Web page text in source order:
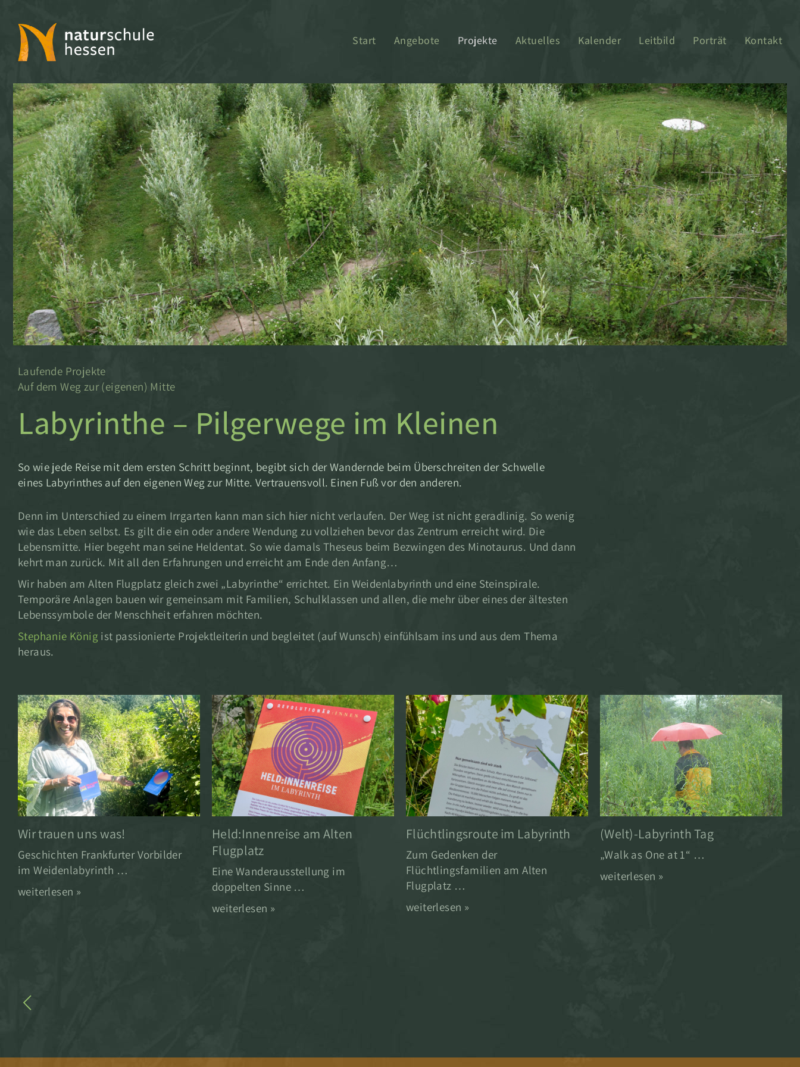
naturschule
hessen
Start Angebote Projekte Aktuelles Kalender Leitbild Porträt Kontakt
Laufende Projekte
Auf dem Weg zur (eigenen) Mitte
Labyrinthe – Pilgerwege im Kleinen
So wie jede Reise mit dem ersten Schritt beginnt, begibt sich der Wandernde beim Überschreiten der Schwelle
eines Labyrinthes auf den eigenen Weg zur Mitte. Vertrauensvoll. Einen Fuß vor den anderen.
Denn im Unterschied zu einem Irrgarten kann man sich hier nicht verlaufen. Der Weg ist nicht geradlinig. So wenig
wie das Leben selbst. Es gilt die ein oder andere Wendung zu vollziehen bevor das Zentrum erreicht wird. Die
Lebensmitte. Hier begeht man seine Heldentat. So wie damals Theseus beim Bezwingen des Minotaurus. Und dann
kehrt man zurück. Mit all den Erfahrungen und erreicht am Ende den Anfang…
Wir haben am Alten Flugplatz gleich zwei „Labyrinthe“ errichtet. Ein Weidenlabyrinth und eine Steinspirale.
Temporäre Anlagen bauen wir gemeinsam mit Familien, Schulklassen und allen, die mehr über eines der ältesten
Lebenssymbole der Menschheit erfahren möchten.
Stephanie König ist passionierte Projektleiterin und begleitet (auf Wunsch) einfühlsam ins und aus dem Thema
heraus.
Wir trauen uns was!
Geschichten Frankfurter Vorbilder
im Weidenlabyrinth …
weiterlesen »
Held:Innenreise am Alten
Flugplatz
Eine Wanderausstellung im
doppelten Sinne …
weiterlesen »
Flüchtlingsroute im Labyrinth
Zum Gedenken der
Flüchtlingsfamilien am Alten
Flugplatz …
weiterlesen »
(Welt)-Labyrinth Tag
„Walk as One at 1“ …
weiterlesen »